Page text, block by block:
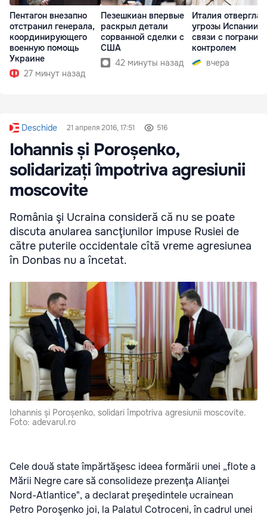
Пентагон внезапно
отстранил генерала,
координирующего
военную помощь
Украине
27 минут назад
Пезешкиан впервые
раскрыл детали
сорванной сделки с
США
42 минуты назад
Италия отвергла
угрозы Испании в
связи с
контролем
вчера
Deschide 21 апреля 2016, 17:51 516
Iohannis și Poroșenko,
solidarizați împotriva agresiunii
moscovite
România şi Ucraina consideră că nu se poate
discuta anularea sancţiunilor impuse Rusiei de
către puterile occidentale cîtă vreme agresiunea
în Donbas nu a încetat.
Iohannis și Poroșenko, solidari împotriva agresiunii moscovite.
Foto: adevarul.ro
Cele două state împărtăşesc ideea formării unei „flote a
Mării Negre care să consolideze prezenţa Alianţei
Nord-Atlantice", a declarat preşedintele ucrainean
Petro Poroşenko joi, la Palatul Cotroceni, în cadrul unei